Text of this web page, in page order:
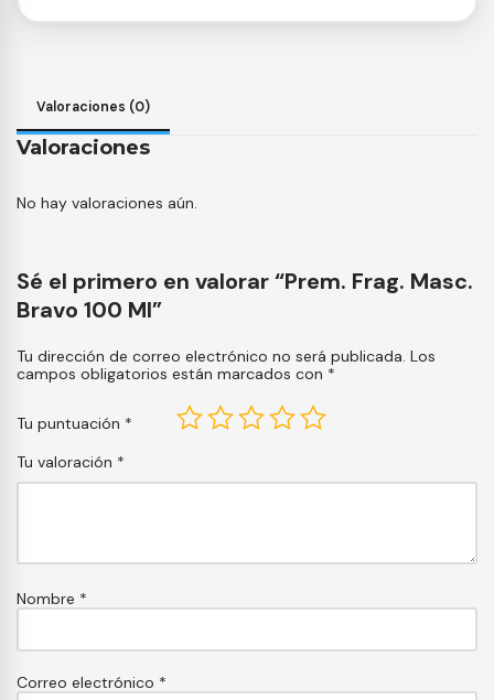
Valoraciones (0)
Valoraciones
No hay valoraciones aún.
Sé el primero en valorar “Prem. Frag. Masc.
Bravo 100 Ml”
Tu dirección de correo electrónico no será publicada. Los
campos obligatorios están marcados con *
Tu puntuación *
Tu valoración *
Nombre *
Correo electrónico *